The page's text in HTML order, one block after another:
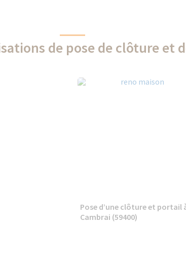
de pose de clôture et
Pose d’une clôture et portail
Cambrai (59400)